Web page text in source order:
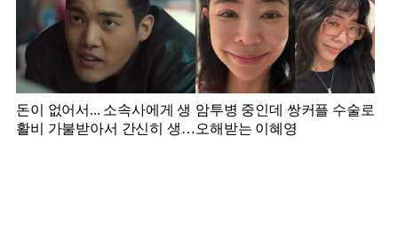
돈이 없어서... 소속사에게 생
활비 가불받아서 간신히 생활
암투병 중인데 쌍커플 수술로
오해받는 이혜영